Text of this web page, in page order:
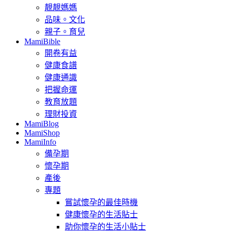
靚靚媽媽
品味。文化
親子。育兒
MamiBible
開卷有益
健康食譜
健康通識
把握命運
教育放題
理財投資
MamiBlog
MamiShop
MamiInfo
備孕期
懷孕期
產後
專題
嘗試懷孕的最佳時機
健康懷孕的生活貼士
助你懷孕的生活小貼士